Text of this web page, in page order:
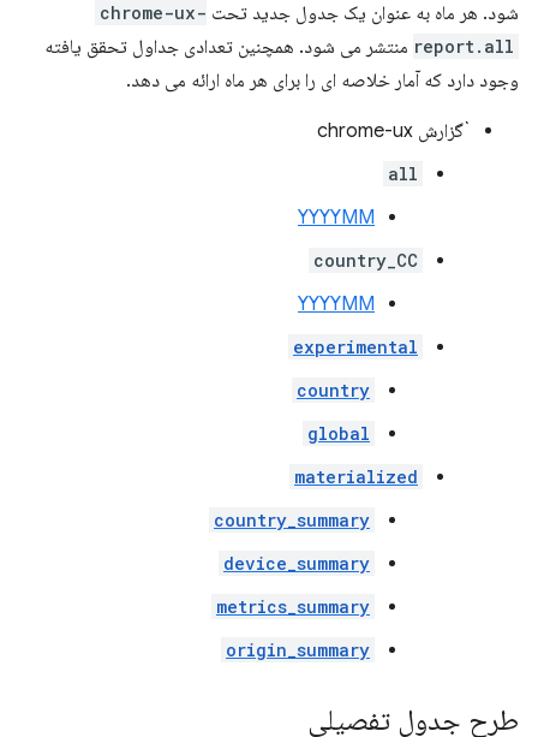
شود. هر ماه به عنوان یک جدول جدید تحت chrome-ux-
report.all منتشر می شود. همچنین تعدادی جداول تحقق یافته
وجود دارد که آمار خلاصه ای را برای هر ماه ارائه می دهد.
`گزارش chrome-ux
all
YYYYMM
country_CC
YYYYMM
experimental
country
global
materialized
country_summary
device_summary
metrics_summary
origin_summary
طرح جدول تفصیلی